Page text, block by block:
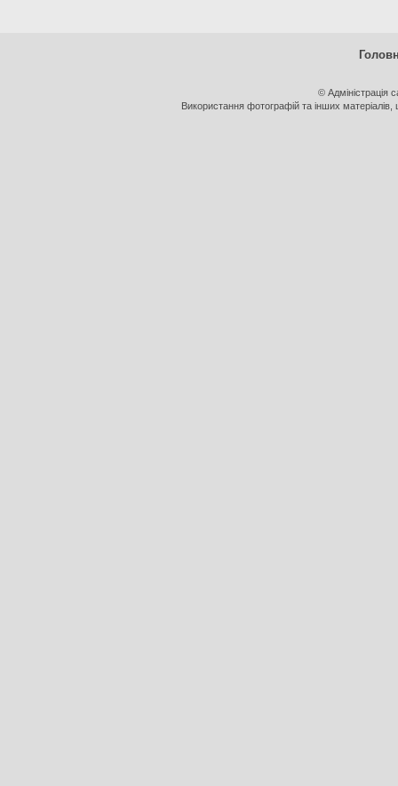
© Адміністрація
Використання фотографій та інших матеріалів,